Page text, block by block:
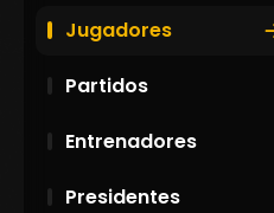
Jugadores
Partidos
Entrenadores
Presidentes